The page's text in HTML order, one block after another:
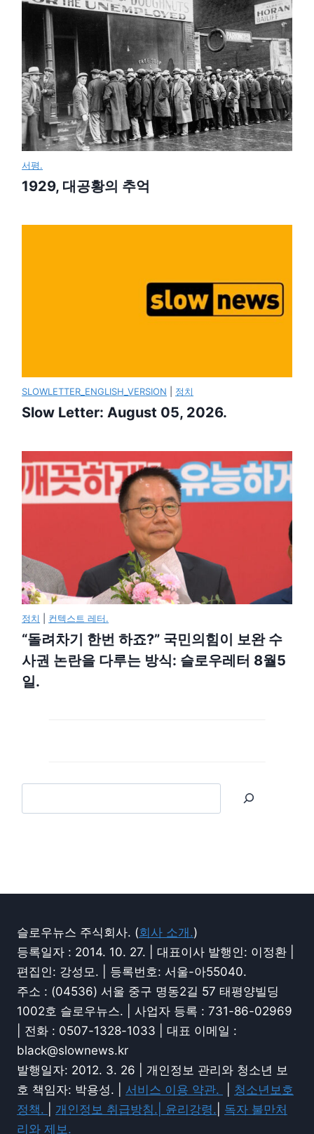
서평.
1929, 대공황의 추억
SLOWLETTER_ENGLISH_VERSION 정치
Slow Letter: August 05, 2026.
정치 컨텍스트 레터.
“돌려차기 한번 하죠?” 국민의힘이 보완 수
사권 논란을 다루는 방식: 슬로우레터 8월5
일.
슬로우뉴스 주식회사. (회사 소개.)
등록일자 : 2014. 10. 27. | 대표이사 발행인: 이정환 |
편집인: 강성모. | 등록번호: 서울-아55040.
주소 : (04536) 서울 중구 명동2길 57 태평양빌딩
1002호 슬로우뉴스. | 사업자 등록 : 731-86-02969
| 전화 : 0507-1328-1033 | 대표 이메일 :
black@slownews.kr
발행일자: 2012. 3. 26 | 개인정보 관리와 청소년 보
호 책임자: 박용성. | 서비스 이용 약관.
청소년보호
정책.
개인정보 취급방침.| 윤리강령.
독자 불만처
리와 제보.